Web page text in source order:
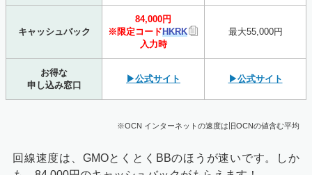
キャッシュバック
84,000円
※限定コードHKRK
入力時
最大55,000円
お得な
申し込み窓口
▶公式サイト ▶公式サイト
※OCN インターネットの速度は旧OCNの値含む平均
回線速度は、GMOとくとくBBのほうが速いです。しか